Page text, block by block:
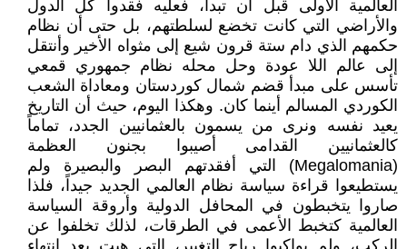
العالمية الأولى قبل أن تبدأ، فعليه فقدوا كل الدول
والأراضي التي كانت تخضع لسلطتهم، بل حتى أن نظام
حكمهم الذي دام ستة قرون شيع إلى مثواه الأخير وأنتقل
إلى عالم اللا عودة وحل محله نظام جمهوري قمعي
تأسس على مبدأ قضم شمال كوردستان ومعاداة الشعب
الكوردي المسالم أينما كان. وهكذا اليوم، حيث أن التاريخ
يعيد نفسه ونرى من يسمون بالعثمانيين الجدد، تماماً
كالعثمانيين القدامى أصيبوا بجنون العظمة
(Megalomania) التي أفقدتهم البصر والبصيرة ولم
يستطيعوا قراءة سياسة نظام العالمي الجديد جيداً، فلذا
صاروا يتخبطون في المحافل الدولية وأروقة السياسة
العالمية كتخبط الأعمى في الطرقات، لذلك تخلفوا عن